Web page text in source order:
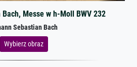
Messe w h-Moll BWV 232
Sebastian Bach
Wybierz obraz